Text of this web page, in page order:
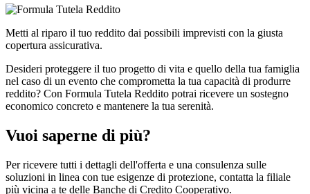
Metti al riparo il tuo reddito dai possibili imprevisti con la giusta
copertura assicurativa.
Desideri proteggere il tuo progetto di vita e quello della tua famiglia
nel caso di un evento che comprometta la tua capacità di produrre
reddito? Con Formula Tutela Reddito potrai ricevere un sostegno
economico concreto e mantenere la tua serenità.
Vuoi saperne di più?
Per ricevere tutti i dettagli dell'offerta e una consulenza sulle
soluzioni in linea con tue esigenze di protezione, contatta la filiale
più vicina a te delle Banche di Credito Cooperativo.